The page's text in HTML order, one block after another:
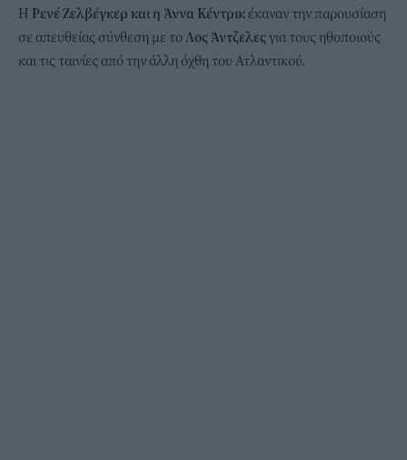
Η Ρενέ Ζελβέγκερ και η Άννα Κέντρικ έκαναν την παρουσίαση
σε απευθείας σύνθεση με τοΛος Άντζελεςγια τους ηθοποιούς
και τις ταινίες από την άλλη όχθη του Ατλαντικού.